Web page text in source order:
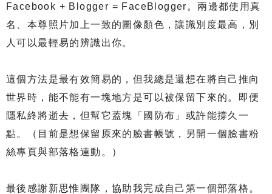
Facebook + Blogger = FaceBlogger。兩邊都使用真
名、本尊照片加上一致的圖像顏色，讓識別度最高，別
人可以最輕易的辨識出你。
這個方法是最有效簡易的，但我總是還想在將自己推向
世界時，能不能有一塊地方是可以被保留下來的。即便
隱私終將逝去，但幫它蓋塊「國防布」或許能撐久一
點。（目前是想保留原來的臉書帳號，另開一個臉書粉
絲專頁與部落格連動。）
最後感謝新思惟團隊，協助我完成自己第一個部落格。